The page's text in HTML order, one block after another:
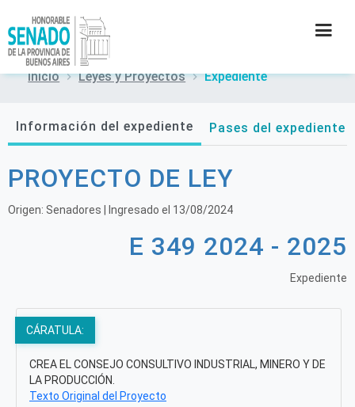
SECRETARÍAS
PRENSA
Inicio Leyes y Proyectos Expediente
Información del expediente Pases del expediente
PROYECTO DE LEY
Origen: Senadores | Ingresado el 13/08/2024
E 349 2024 - 2025
Expediente
CÁRATULA:
CREA EL CONSEJO CONSULTIVO INDUSTRIAL, MINERO Y DE
LA PRODUCCIÓN.
Texto Original del Proyecto